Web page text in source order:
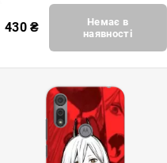
430₴
Немає в
наявності